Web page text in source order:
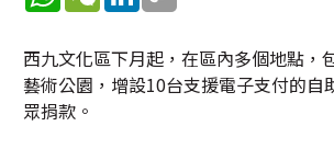
西九文化區下月起，在區內多個地點，
藝術公園，增設10台支援電子支付的自
眾捐款。